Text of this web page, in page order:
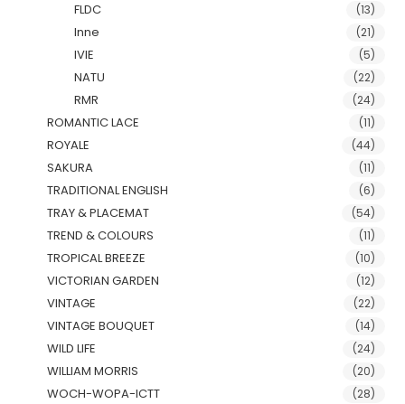
FLDC (13)
Inne (21)
IVIE (5)
NATU (22)
RMR (24)
ROMANTIC LACE (11)
ROYALE (44)
SAKURA (11)
TRADITIONAL ENGLISH (6)
TRAY & PLACEMAT (54)
TREND & COLOURS (11)
TROPICAL BREEZE (10)
VICTORIAN GARDEN (12)
VINTAGE (22)
VINTAGE BOUQUET (14)
WILD LIFE (24)
WILLIAM MORRIS (20)
WOCH-WOPA-ICTT (28)